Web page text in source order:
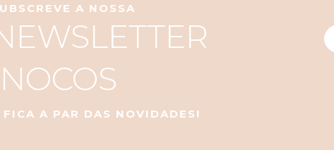
A NOSSA
FICA A PAR DAS NOVIDADES!